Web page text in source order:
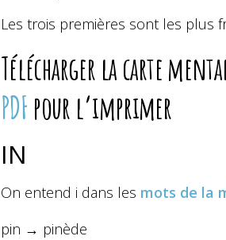
Les trois premières sont les plus
Télécharger la carte
PDFpour l’imprimer
IN
On entend i dans les mots de la
pin → pinède